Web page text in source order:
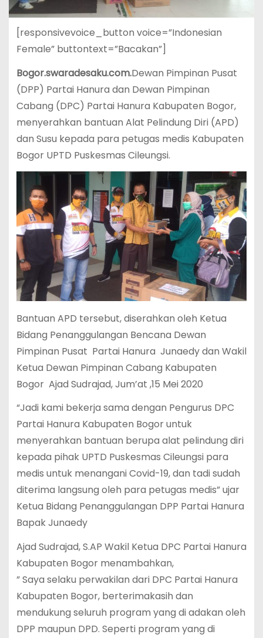
[responsivevoice_button voice=”Indonesian
Female” buttontext=”Bacakan”]
Bogor.swaradesaku.com.Dewan Pimpinan Pusat
(DPP) Partai Hanura dan Dewan Pimpinan
Cabang (DPC) Partai Hanura Kabupaten Bogor,
menyerahkan bantuan Alat Pelindung Diri (APD)
dan Susu kepada para petugas medis Kabupaten
Bogor UPTD Puskesmas Cileungsi.
Bantuan APD tersebut, diserahkan oleh Ketua
Bidang Penanggulangan Bencana Dewan
Pimpinan Pusat Partai Hanura Junaedy dan Wakil
Ketua Dewan Pimpinan Cabang Kabupaten
Bogor Ajad Sudrajad, Jum’at ,15 Mei 2020
“Jadi kami bekerja sama dengan Pengurus DPC
Partai Hanura Kabupaten Bogor untuk
menyerahkan bantuan berupa alat pelindung diri
kepada pihak UPTD Puskesmas Cileungsi para
medis untuk menangani Covid-19, dan tadi sudah
diterima langsung oleh para petugas medis” ujar
Ketua Bidang Penanggulangan DPP Partai Hanura
Bapak Junaedy
Ajad Sudrajad, S.AP Wakil Ketua DPC Partai Hanura
Kabupaten Bogor menambahkan,
” Saya selaku perwakilan dari DPC Partai Hanura
Kabupaten Bogor, berterimakasih dan
mendukung seluruh program yang di adakan oleh
DPP maupun DPD. Seperti program yang di